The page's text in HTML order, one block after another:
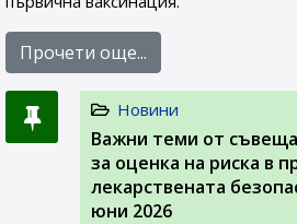
Прочети още...
Новини
Важни теми от
за оценка на риска в
лекарствената
юни 2026